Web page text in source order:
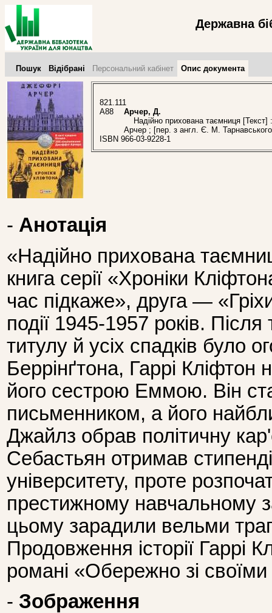
Державна
Пошук Відібрані Персональний кабінет Опис документа
821.111
А88
Арчер, Д.
Надійно прихована таємниця [Текст]
Арчер ; [пер. з англ. Є. М.
ISBN 966-03-9228-1
- Анотація
«Надійно прихована
книга серії «Хроніки
час підкаже», друга —
події 1945-1957 років.
титулу й усіх спадків було
Беррінґтона, Гаррі Кліфтон
його сестрою Еммою. Він
письменником, а його
Джайлз обрав політичну
Себастьян отримав
університету, проте
престижному навчальному
цьому зарадили вельми
Продовження історії Гаррі
романі «Обережно зі
- Зображення